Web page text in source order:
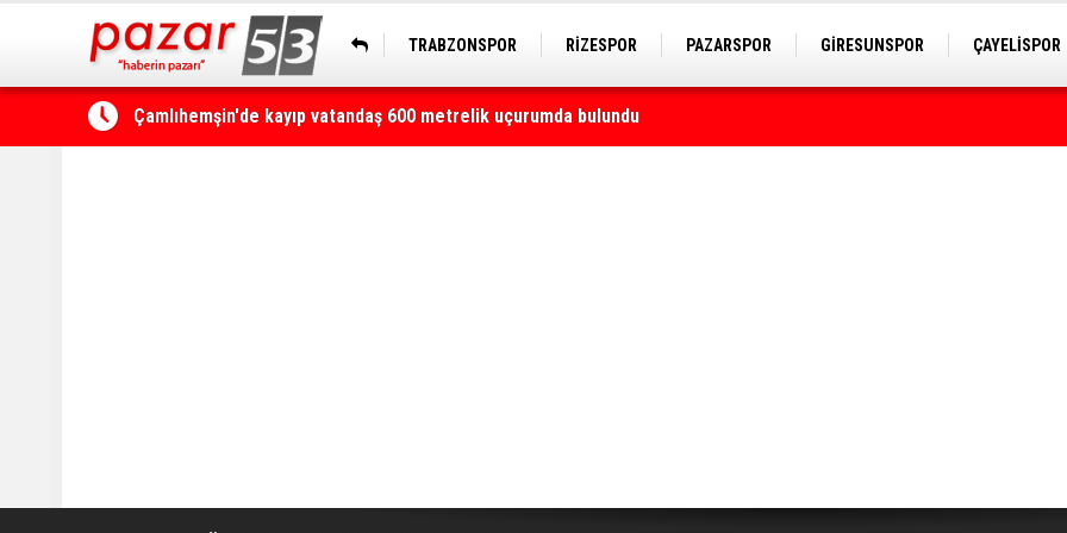
TRABZONSPOR RİZESPOR PAZARSPOR GİRESUNSPOR ÇAYELİSPOR
Kaçkarlar, UTMB heyecanına ikinci kez ev sahipliği yapacak